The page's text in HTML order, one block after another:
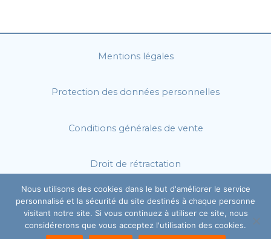
France
Mentions légales
Protection des données personnelles
Conditions générales de vente
Droit de rétractation
© 2026 - Mediacom Créations
Nous utilisons des cookies dans le but d'améliorer le service
personnalisé et la sécurité du site destinés à chaque personne
visitant notre site. Si vous continuez à utiliser ce site, nous
considérerons que vous acceptez l'utilisation des cookies.